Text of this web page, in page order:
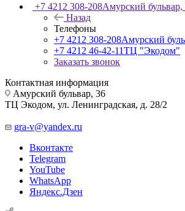
+7 4212 308-208Амурский бульвар,
Назад
Телефоны
+7 4212 308-208Амурский
+7 4212 46-42-11ТЦ "Экодом"
Заказать звонок
Контактная информация
Амурский бульвар, 36
ТЦ Экодом, ул. Ленинградская, д. 28/2
gra-v@yandex.ru
Вконтакте
Telegram
YouTube
WhatsApp
Яндекс.Дзен